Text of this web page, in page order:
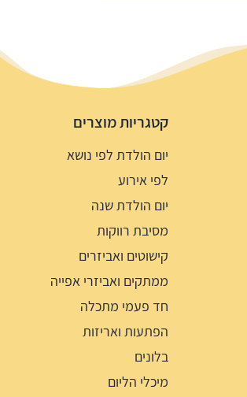
קטגריות מוצרים
יום הולדת לפי נושא
לפי אירוע
יום הולדת שנה
מסיבת רווקות
קישוטים ואביזרים
ממתקים ואביזרי אפייה
חד פעמי מתכלה
הפתעות ואריזות
בלונים
מיכלי הליום